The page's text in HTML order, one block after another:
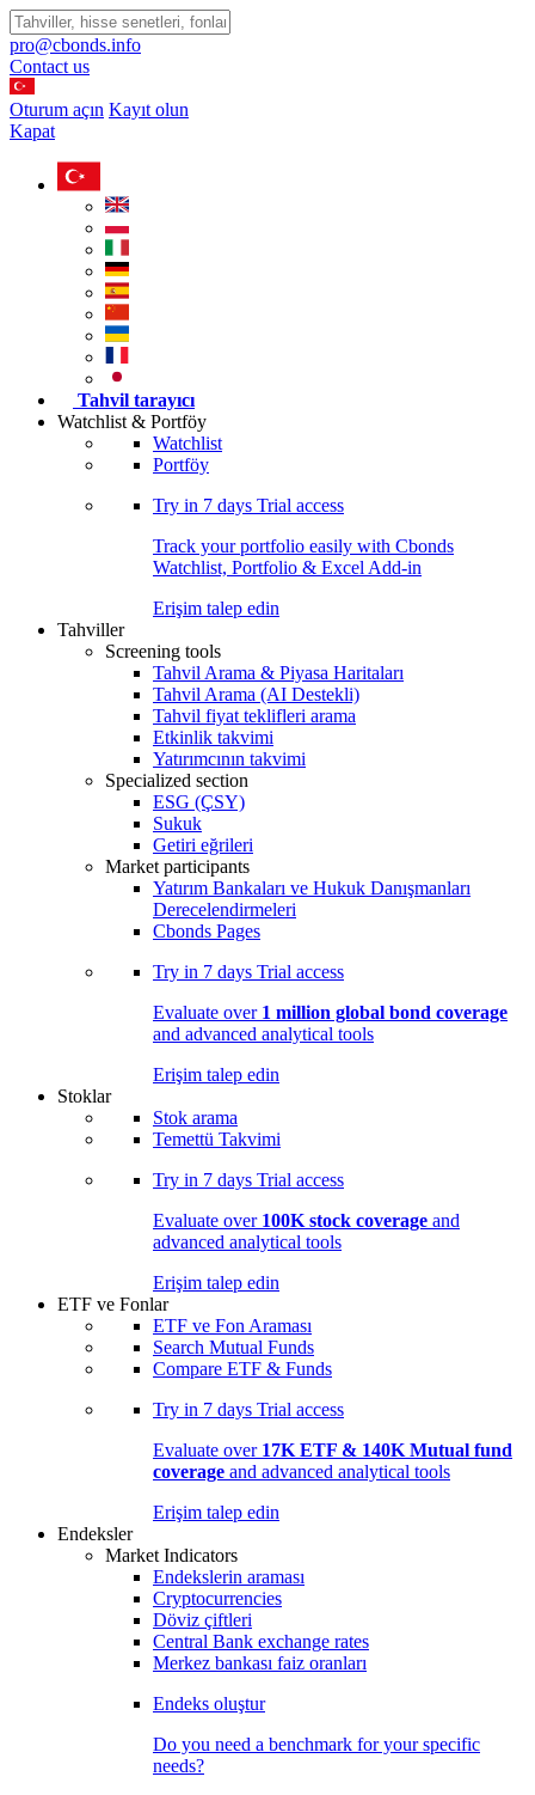
pro@cbonds.info
Contact us
Oturum açın Kayıt olun
Kapat
Tahvil tarayıcı
Watchlist & Portföy
Watchlist
Portföy
Try in 7 days Trial access
Track your portfolio easily with Cbonds
Watchlist, Portfolio & Excel Add-in
Erişim talep edin
Tahviller
Screening tools
Tahvil Arama & Piyasa Haritaları
Tahvil Arama (AI Destekli)
Tahvil fiyat teklifleri arama
Etkinlik takvimi
Yatırımcının takvimi
Specialized section
ESG (ÇSY)
Sukuk
Getiri eğrileri
Market participants
Yatırım Bankaları ve Hukuk Danışmanları
Derecelendirmeleri
Cbonds Pages
Try in 7 days Trial access
Evaluate over 1 million global bond coverage
and advanced analytical tools
Erişim talep edin
Stoklar
Stok arama
Temettü Takvimi
Try in 7 days Trial access
Evaluate over 100K stock coverage and
advanced analytical tools
Erişim talep edin
ETF ve Fonlar
ETF ve Fon Araması
Search Mutual Funds
Compare ETF & Funds
Try in 7 days Trial access
Evaluate over 17K ETF & 140K Mutual fund
coverage and advanced analytical tools
Erişim talep edin
Endeksler
Market Indicators
Endekslerin araması
Cryptocurrencies
Döviz çiftleri
Central Bank exchange rates
Merkez bankası faiz oranları
Endeks oluştur
Do you need a benchmark for your specific
needs?